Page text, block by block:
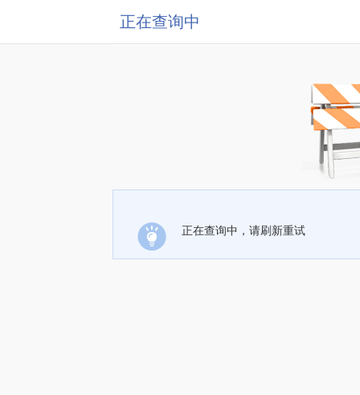
正在查询中
正在查询中，请刷新重试